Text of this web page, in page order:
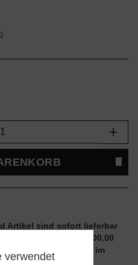
gewünschten
Artikel sind sofort lieferbar
Einkaufswert von € 100,00
ohne Aktionscode im
verwendet